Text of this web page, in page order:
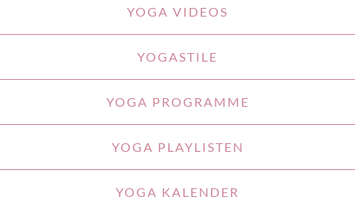
YOGA VIDEOS
YOGASTILE
YOGA PROGRAMME
YOGA PLAYLISTEN
YOGA KALENDER